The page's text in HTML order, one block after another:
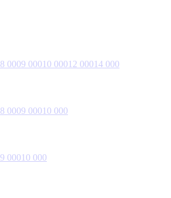
8 0009 00010 00012 00014 000
8 0009 00010 000
9 00010 000